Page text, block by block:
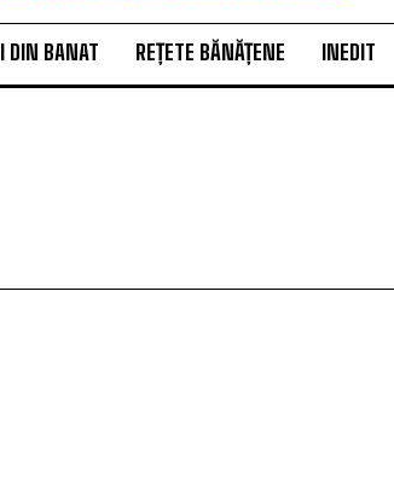
DIN BANAT REȚETE BĂNĂȚENE INEDIT